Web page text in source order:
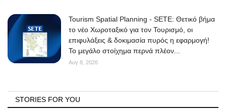
Tourism Spatial Planning - SETE: Θετικό βήμα
το νέο Χωροταξικό για τον Τουρισμό, οι
επιφυλάξεις & δοκιμασία πυρός η εφαρμογή!
Το μεγάλο στοίχημα περνά πλέον...
Αυγ 8, 2026
STORIES FOR YOU